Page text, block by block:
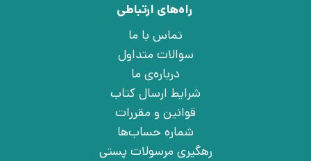
راه‌های ارتباطی
تماس با ما
سوالات متداول
درباره‌ی ما
شرایط ارسال کتاب
قوانین و مقررات
شماره حساب‌ها
رهگیری مرسولات پستی